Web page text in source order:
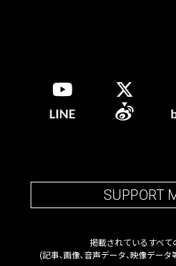
SUPPORT
掲載されているすべて
(記事、画像、音声データ、映像デー